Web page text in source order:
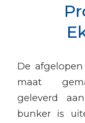
De
maat
geleverd
bunker is